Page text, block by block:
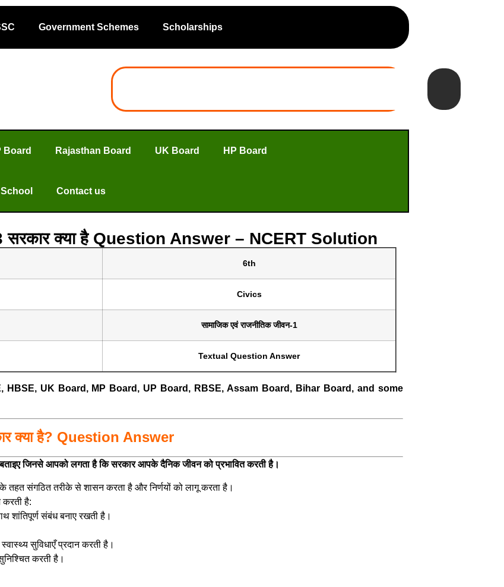
Government Schemes Scholarships
Board Rajasthan Board UK Board HP Board
Contact us
क्या है Question Answer – NCERT Solution
6th
Civics
सामाजिक एवं राजनीतिक जीवन-1
Textual Question Answer
UK Board, MP Board, UP Board, RBSE, Assam Board, Bihar Board, and some
क्या है? Question Answer
जिनसे आपको लगता है कि सरकार आपके दैनिक जीवन को प्रभावित करती है।
संगठित तरीके से शासन करता है और निर्णयों को लागू करता है।
है:
शांतिपूर्ण संबंध बनाए रखती है।
सुविधाएँ प्रदान करती है।
करती है।